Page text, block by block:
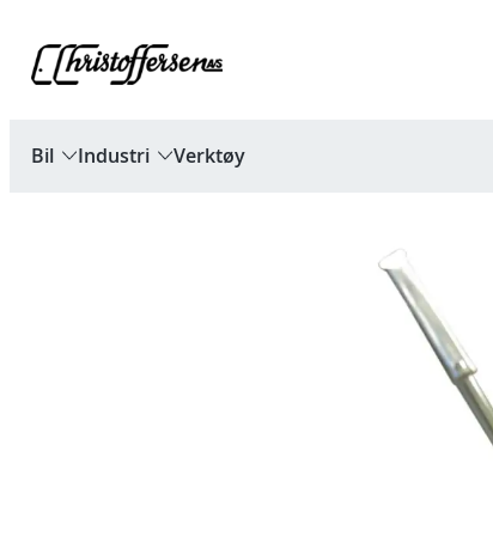
innhold
Bil Industri Verktøy